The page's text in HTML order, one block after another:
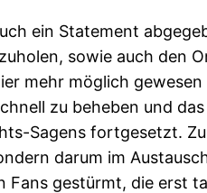
ein Statement
sowie auch den
mehr möglich
zu beheben und
Sagens fortgesetzt.
darum im
gestürmt, die erst